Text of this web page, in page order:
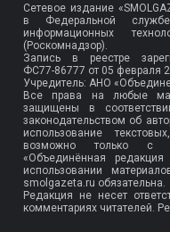
Сетевое издание
в Федеральной
информационных
(Роскомнадзор).
Запись в реестре
ФС77-86777 от 05 февраля
Учредитель: АНО
Все права на любые
защищены в
законодательством об
использование
возможно только с
«Объединённая
использовании
smolgazeta.ru обязательна.
Редакция не несет
комментариях читателей.